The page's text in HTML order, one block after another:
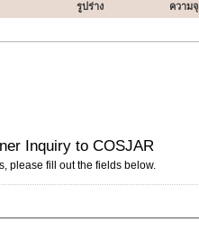
รูปร่าง ความจุ